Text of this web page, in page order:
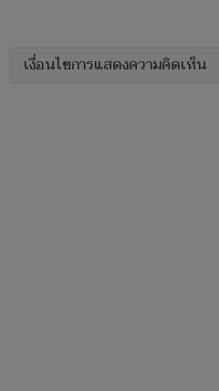
เงื่อนไขการแสดงความคิดเห็น